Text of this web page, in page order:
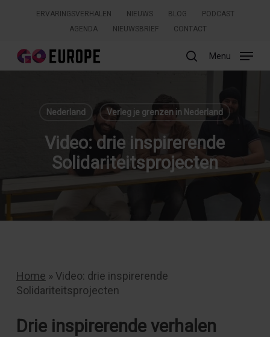
content
ERVARINGSVERHALEN NIEUWS BLOG
PODCAST
AGENDA
NIEUWSBRIEF CONTACT
search
Menu
Nederland Verleg je grenzen in Nederland
Video: drie inspirerende
Solidariteitsprojecten
Home » Video: drie inspirerende
Solidariteitsprojecten
Drie inspirerende verhalen